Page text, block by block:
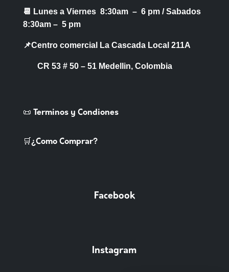
📆 Lunes a Viernes 8:30am – 6 pm /Sabados
8:30am – 5 pm
📌Centro comercial La Cascada Local 211A
CR 53 # 50 – 51 Medellin, Colombia
📜 Terminos y Condiones
🛒¿Como Comprar?
Facebook
Instagram